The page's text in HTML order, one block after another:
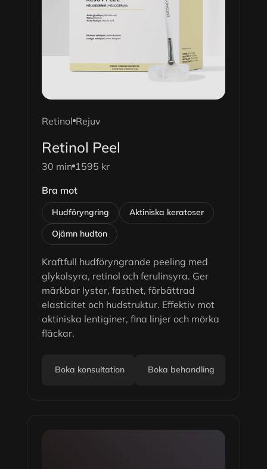
Retinol Rejuv
Retinol Peel
30 min 1595 kr
Bra mot
Hudföryngring
Aktiniska keratoser
Ojämn hudton
Kraftfull hudföryngrande peeling med
glykolsyra, retinol och ferulinsyra. Ger
märkbar lyster, fasthet, förbättrad
elasticitet och hudstruktur. Effektiv mot
aktiniska lentiginer, fina linjer och mörka
fläckar.
Boka konsultation Boka behandling